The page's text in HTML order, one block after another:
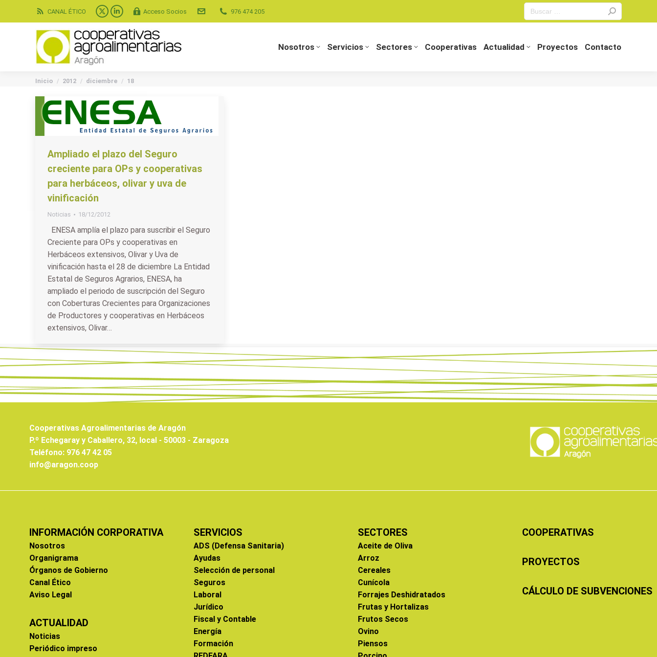
CANAL ÉTICO
X
page
opens
window
Linkedin
page
opens
window
Acceso Socios 976 474 205
Search:
Nosotros Servicios Sectores Cooperativas Actualidad Proyectos Contacto
You are here:
Inicio 2012 diciembre 18
Ampliado el plazo del Seguro
creciente para OPs y cooperativas
para herbáceos, olivar y uva de
vinificación
Noticias 18/12/2012
ENESA amplía el plazo para suscribir el Seguro
Creciente para OPs y cooperativas en
Herbáceos extensivos, Olivar y Uva de
vinificación hasta el 28 de diciembre La Entidad
Estatal de Seguros Agrarios, ENESA, ha
ampliado el periodo de suscripción del Seguro
con Coberturas Crecientes para Organizaciones
de Productores y cooperativas en Herbáceos
extensivos, Olivar…
Cooperativas Agroalimentarias de Aragón
P.º Echegaray y Caballero, 32, local - 50003 - Zaragoza
Teléfono: 976 47 42 05
info@aragon.coop
INFORMACIÓN CORPORATIVA
Nosotros
Organigrama
Órganos de Gobierno
Canal Ético
Aviso Legal
ACTUALIDAD
Noticias
Periódico impreso
SERVICIOS
ADS (Defensa Sanitaria)
Ayudas
Selección de personal
Seguros
Laboral
Jurídico
Fiscal y Contable
Energía
Formación
SECTORES
Aceite de Oliva
Arroz
Cereales
Cunícola
Forrajes Deshidratados
Frutas y Hortalizas
Frutos Secos
Ovino
Piensos
COOPERATIVAS
PROYECTOS
CÁLCULO DE SUBVENCIONES
Actualidad Proyectos Contacto